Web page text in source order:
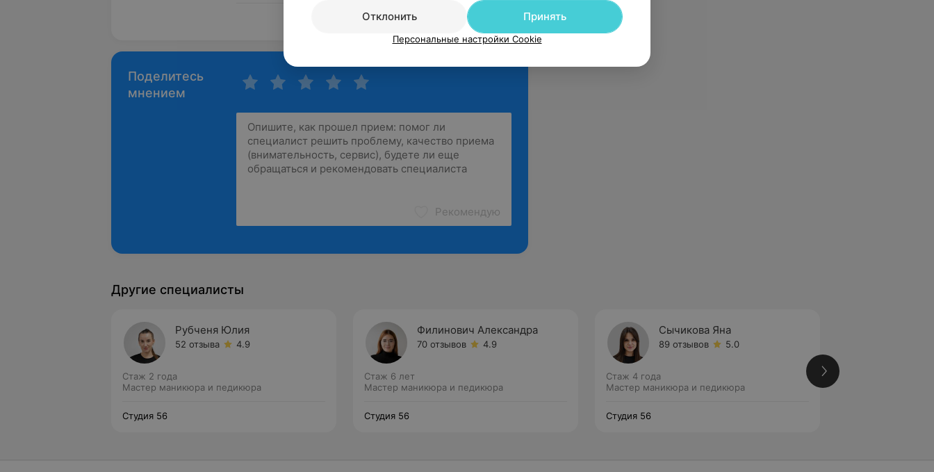
Поделитесь
мнением
Рекомендую
Другие специалисты
Рубченя Юлия
52 отзыва 4.9
Стаж 2 года
Мастер маникюра и педикюра
Студия 56
Филинович Александра
70 отзывов 4.9
Стаж 6 лет
Мастер маникюра и педикюра
Студия 56
Сычикова Яна
89 отзывов 5.0
Стаж 4 года
Мастер маникюра и педикюра
Студия 56
Отклонить
Принять
Персональные настройки Cookie